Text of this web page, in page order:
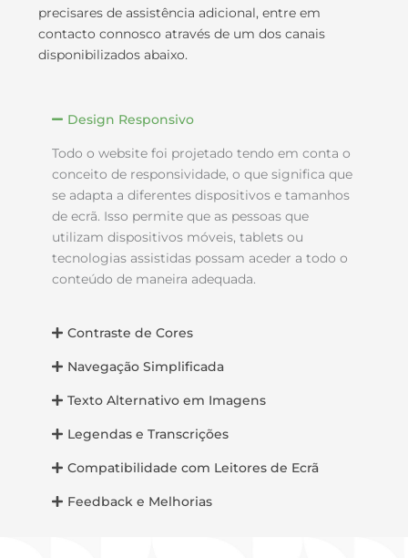
precisares de assistência adicional, entre em
contacto connosco através de um dos canais
disponibilizados abaixo.
Design Responsivo
Todo o website foi projetado tendo em conta o
conceito de responsividade, o que significa que
se adapta a diferentes dispositivos e tamanhos
de ecrã. Isso permite que as pessoas que
utilizam dispositivos móveis, tablets ou
tecnologias assistidas possam aceder a todo o
conteúdo de maneira adequada.
Contraste de Cores
Navegação Simplificada
Texto Alternativo em Imagens
Legendas e Transcrições
Compatibilidade com Leitores de Ecrã
Feedback e Melhorias